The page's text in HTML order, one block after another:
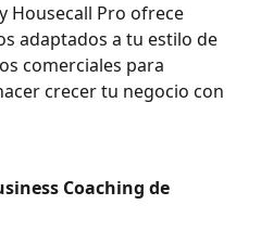
Housecall Pro ofrece
adaptados a tu estilo de
comerciales para
crecer tu negocio con
Coaching de